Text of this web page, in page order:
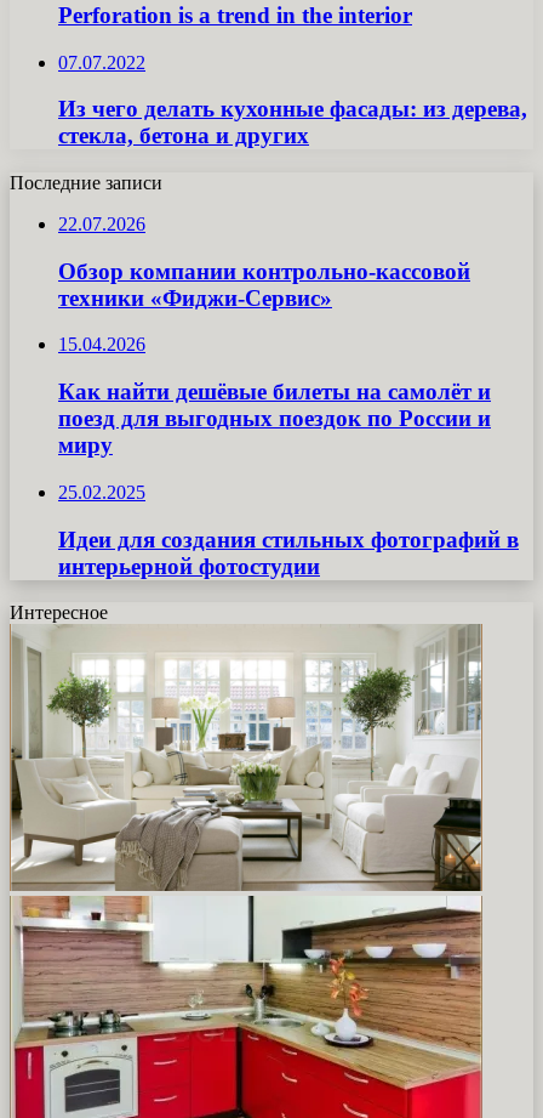
Perforation is a trend in the interior
07.07.2022
Из чего делать кухонные фасады: из дерева,
стекла, бетона и других
Последние записи
22.07.2026
Обзор компании контрольно-кассовой
техники «Фиджи-Сервис»
15.04.2026
Как найти дешёвые билеты на самолёт и
поезд для выгодных поездок по России и
миру
25.02.2025
Идеи для создания стильных фотографий в
интерьерной фотостудии
Интересное